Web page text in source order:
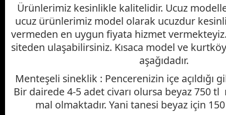
Ürünlerimiz kesinlikle kalitelidir. Ucuz
ucuz ürünlerimiz model olarak ucuzdur
vermeden en uygun fiyata hizmet
siteden ulaşabilirsiniz. Kısaca model ve
aşağıdadır.
Menteşeli sineklik : Pencerenizin içe açıldığı
Bir dairede 4-5 adet civarı olursa beyaz 750 tl
mal olmaktadır. Yani tanesi beyaz için